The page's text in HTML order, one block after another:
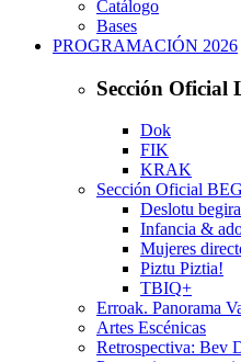
Catálogo
Bases
PROGRAMACIÓN 2026
Sección
Dok
FIK
KRAK
Sección Oficial
Deslotu
Infancia &
Mujeres
Piztu Piztia!
TBIQ+
Erroak. Panorama
Artes Escénicas
Retrospectiva: Bev